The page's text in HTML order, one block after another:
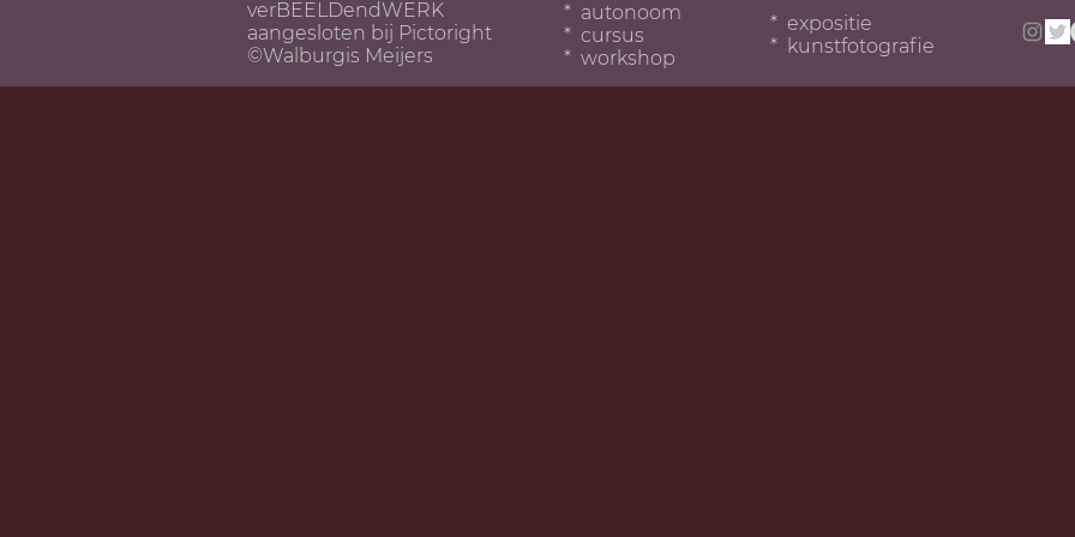
verBEELDendWERK
aangesloten bij Pictoright
©Walburgis Meijers
* autonoom
* cursus
* workshop
* expositie
* kunstfotografie